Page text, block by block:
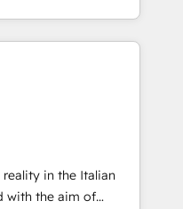
• Partner of the
experts help
impact.
into meaningful
is more than just
That’s why we lean
into thoughtful
make a
in the Italian
with the aim of